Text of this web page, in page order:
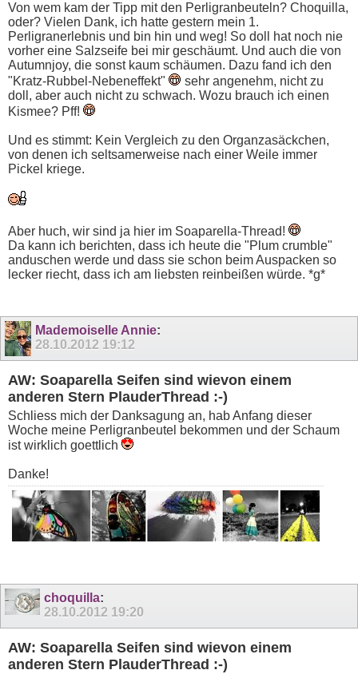
Von wem kam der Tipp mit den Perligranbeuteln? Choquilla,
oder? Vielen Dank, ich hatte gestern mein 1.
Perligranerlebnis und bin hin und weg! So doll hat noch nie
vorher eine Salzseife bei mir geschäumt. Und auch die von
Autumnjoy, die sonst kaum schäumen. Dazu fand ich den
"Kratz-Rubbel-Nebeneffekt"
sehr angenehm, nicht zu
doll, aber auch nicht zu schwach. Wozu brauch ich einen
Kismee? Pff!
Und es stimmt: Kein Vergleich zu den Organzasäckchen,
von denen ich seltsamerweise nach einer Weile immer
Pickel kriege.
Aber huch, wir sind ja hier im Soaparella-Thread!
Da kann ich berichten, dass ich heute die "Plum crumble"
anduschen werde und dass sie schon beim Auspacken so
lecker riecht, dass ich am liebsten reinbeißen würde. *g*
Mademoiselle Annie:
28.10.2012 19:12
AW: Soaparella Seifen sind wievon einem
anderen Stern PlauderThread :-)
Schliess mich der Danksagung an, hab Anfang dieser
Woche meine Perligranbeutel bekommen und der Schaum
ist wirklich goettlich
Danke!
choquilla:
28.10.2012 19:20
AW: Soaparella Seifen sind wievon einem
anderen Stern PlauderThread :-)